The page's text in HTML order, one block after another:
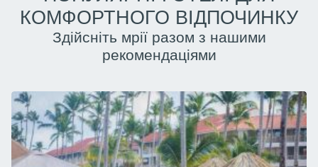
КОМФОРТНОГО ВІДПОЧИНКУ
Здійсніть мрії разом з нашими
рекомендаціями